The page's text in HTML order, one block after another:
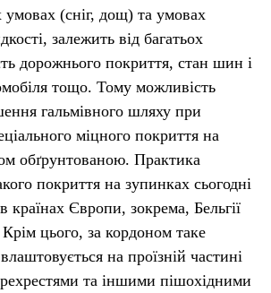
умовах (сніг, дощ) та умовах
залежить від багатьох
дорожнього покриття, стан шин і
тощо. Тому можливість
гальмівного шляху при
міцного покриття на
обґрунтованою. Практика
покриття на зупинках сьогодні
країнах Європи, зокрема, Бельгії
цього, за кордоном таке
на проїзній частині
та іншими пішохідними